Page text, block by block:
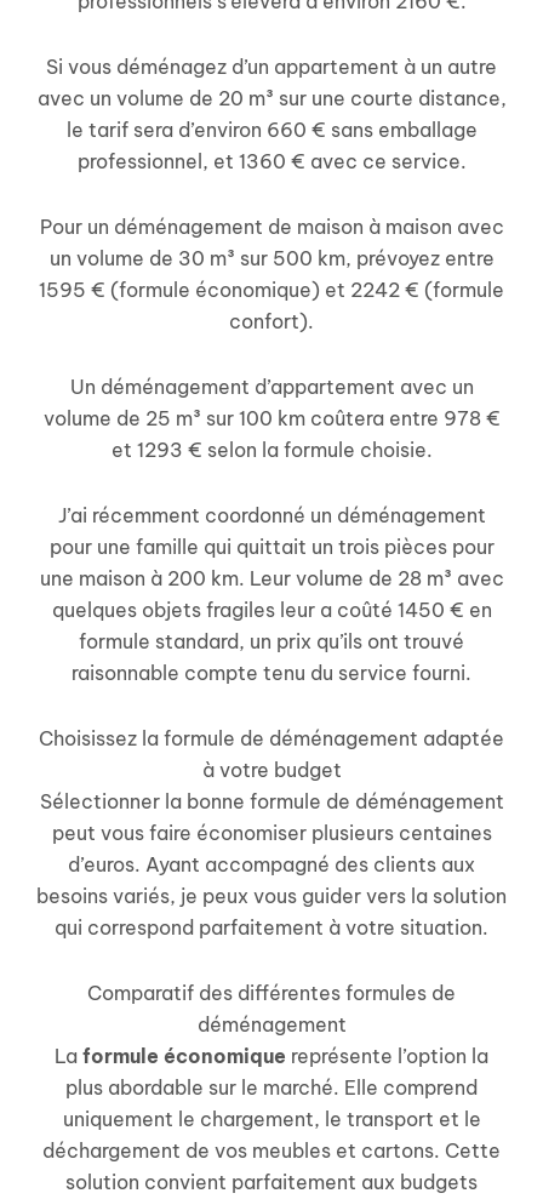
Si vous déménagez d’un appartement à un autre
avec un volume de 20 m³ sur une courte distance,
le tarif sera d’environ 660 € sans emballage
professionnel, et 1360 € avec ce service.
Pour un déménagement de maison à maison avec
un volume de 30 m³ sur 500 km, prévoyez entre
1595 € (formule économique) et 2242 € (formule
confort).
Un déménagement d’appartement avec un
volume de 25 m³ sur 100 km coûtera entre 978 €
et 1293 € selon la formule choisie.
J’ai récemment coordonné un déménagement
pour une famille qui quittait un trois pièces pour
une maison à 200 km. Leur volume de 28 m³ avec
quelques objets fragiles leur a coûté 1450 € en
formule standard, un prix qu’ils ont trouvé
raisonnable compte tenu du service fourni.
Choisissez la formule de déménagement adaptée
à votre budget
Sélectionner la bonne formule de déménagement
peut vous faire économiser plusieurs centaines
d’euros. Ayant accompagné des clients aux
besoins variés, je peux vous guider vers la solution
qui correspond parfaitement à votre situation.
Comparatif des différentes formules de
déménagement
La formule économique représente l’option la
plus abordable sur le marché. Elle comprend
uniquement le chargement, le transport et le
déchargement de vos meubles et cartons. Cette
solution convient parfaitement aux budgets